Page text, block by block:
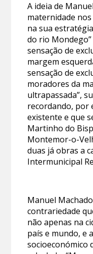
A ideia de
maternidade
na sua
do rio
sensação de
margem
sensação de
moradores da
ultrapassada”,
recordando, por
existente e que
Martinho do
Montemor-o-
duas já obras a
Intermunicipal
Manuel
contrariedade
não apenas na
país e mundo, e
socioeconómico